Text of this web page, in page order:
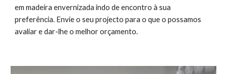
em madeira envernizada indo de encontro à sua
preferência. Envie o seu projecto para o que o possamos
avaliar e dar-lhe o melhor orçamento.